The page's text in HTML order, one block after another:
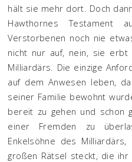
hält sie mehr dort. Doch
Hawthornes
Verstorbenen noch nie
nicht nur auf, nein, sie erbt
Milliardärs. Die einzige
auf dem Anwesen leben,
seiner Familie bewohnt
bereit zu gehen und schon
einer Fremden zu
Enkelsöhne des
großen Rätsel steckt, die